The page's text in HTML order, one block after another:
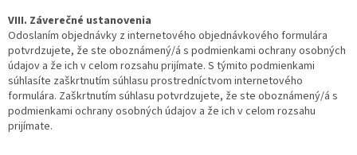
VIII. Záverečné ustanovenia
Odoslaním objednávky z internetového objednávkového formulára
potvrdzujete, že ste oboznámený/á s podmienkami ochrany osobných
údajov a že ich v celom rozsahu prijímate. S týmito podmienkami
súhlasíte zaškrtnutím súhlasu prostredníctvom internetového
formulára. Zaškrtnutím súhlasu potvrdzujete, že ste oboznámený/á s
podmienkami ochrany osobných údajov a že ich v celom rozsahu
prijímate.